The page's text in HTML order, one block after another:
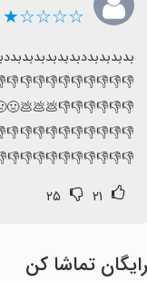
☆☆☆☆★
۲۱ ۲۵
رایگان تماشا کن